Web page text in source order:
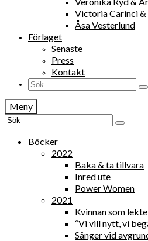
Victoria Carinci
Åsa Vesterlund
Förlaget
Senaste
Press
Kontakt
Search
Meny
Search
Böcker
2022
Baka & ta tillvara
Inred ute
Power Women
2021
Kvinnan som
“Vi vill nytt, vi
Sånger vid